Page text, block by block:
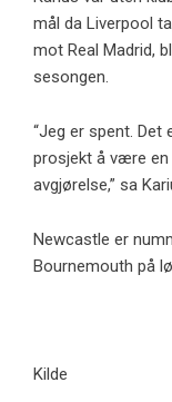
mål da Liverpool
mot Real Madrid,
sesongen.
“Jeg er spent.
prosjekt å være en
avgjørelse,” sa
Newcastle er
Bournemouth på
Kilde